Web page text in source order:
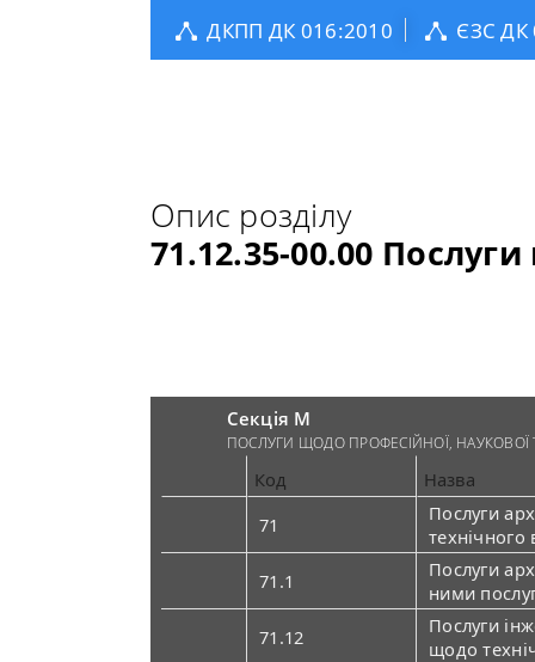
ДКПП ДК 016:2010 ЄЗС ДК
Опис розділу
71.12.35-00.00 Послуги
Секція M
ПОСЛУГИ ЩОДО ПРОФЕСІЙНОЇ, НАУКОВОЇ
Код
Назва
71
Послуги
технічного
71.1
Послуги
ними
71.12
Послуги
щодо